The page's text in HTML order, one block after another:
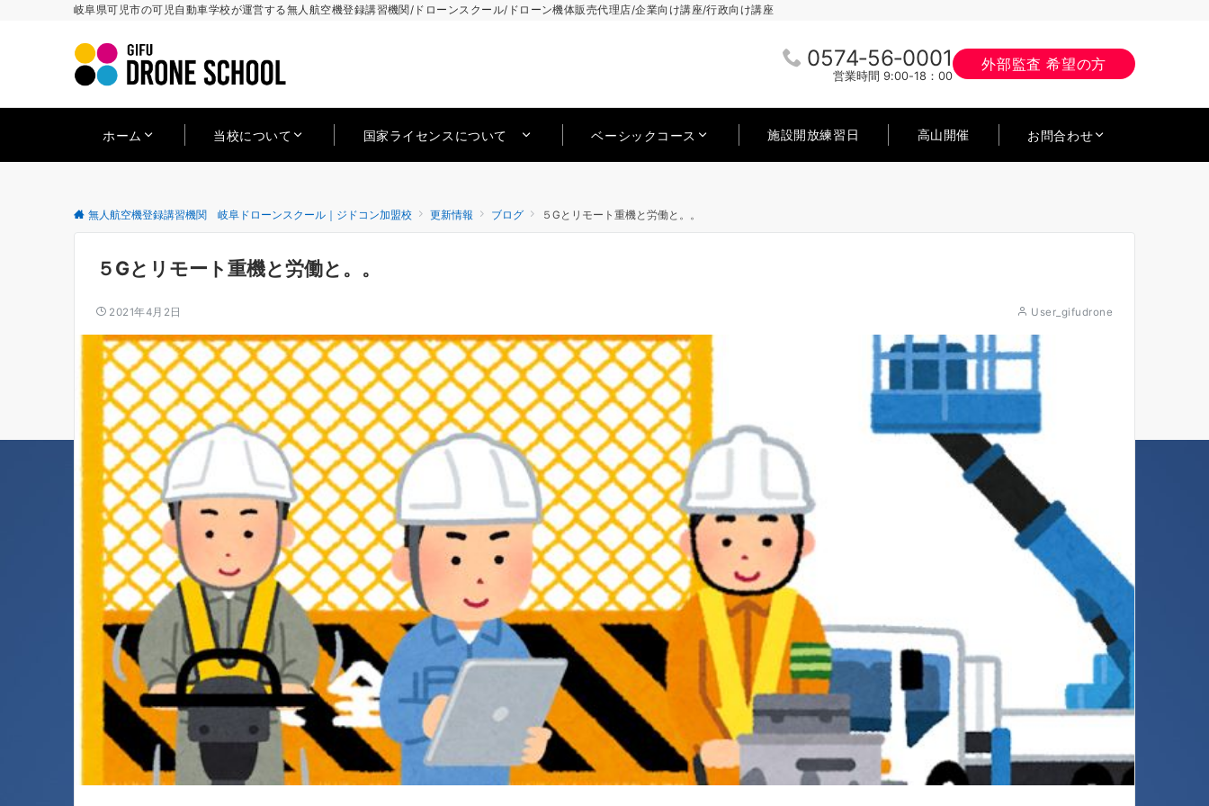
岐阜県可児市の可児自動車学校が運営する無人航空機登録講習機関/ドローンスクール/ドローン機体販売代理店/企業向け講座/行政向け講座
0574‐56‐0001
営業時間 9:00-18：00
外部監査 希望の方
ホーム 当校について 国家ライセンスについて ベーシックコース 施設開放練習日 高山開催 お問合わせ
無人航空機登録講習機関 岐阜ドローンスクール｜ジドコン加盟校 更新情報 ブログ ５Gとリモート重機と労働と。。
５Gとリモート重機と労働と。。
2021年4月2日 User_gifudrone